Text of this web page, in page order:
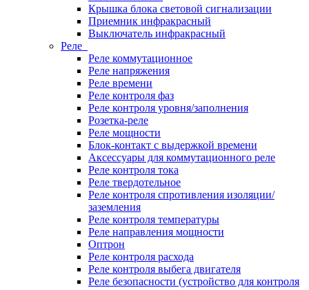
Крышка блока световой сигнализации
Приемник инфракрасный
Выключатель инфракрасный
Реле
Реле коммутационное
Реле напряжения
Реле времени
Реле контроля фаз
Реле контроля уровня/заполнения
Розетка-реле
Реле мощности
Блок-контакт с выдержкой времени
Аксессуары для коммутационного реле
Реле контроля тока
Реле твердотельное
Реле контроля спротивления изоляции/
заземления
Реле контроля температуры
Реле направления мощности
Оптрон
Реле контроля расхода
Реле контроля выбега двигателя
Реле безопасности (устройство для контроля